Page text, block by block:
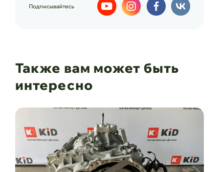
Подписывайтесь
Также вам может быть
интересно